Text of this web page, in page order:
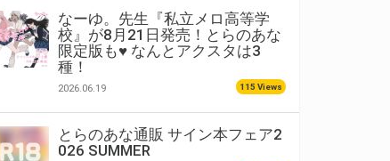
なーゆ。先生『私立メロ高等学
校』が8月21日発売！とらのあな
限定版も♥ なんとアクスタは3
種！
2026.06.19 115 Views
とらのあな通販 サイン本フェア2
026 SUMMER